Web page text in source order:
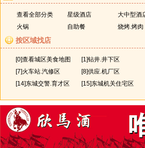
东辛附近
登州路
无
府前大街
保吉小吃部
川香园老菜馆
重庆豆花火锅楼
柴火居总店
查看全部分类 星级酒店 大中型酒
火锅
自助餐 烧烤.烤肉
按区域找店
[0]查看城区美食地图 [1]钻井.井下区
[7]火车站.汽修区
[8]供应.机厂区
[14]东城交警.育才区
[15]东城机关住宅区